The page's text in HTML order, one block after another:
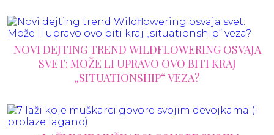
NOVI DEJTING TREND WILDFLOWERING OSVAJA
SVET: MOŽE LI UPRAVO OVO BITI KRAJ
„SITUATIONSHIP“ VEZA?